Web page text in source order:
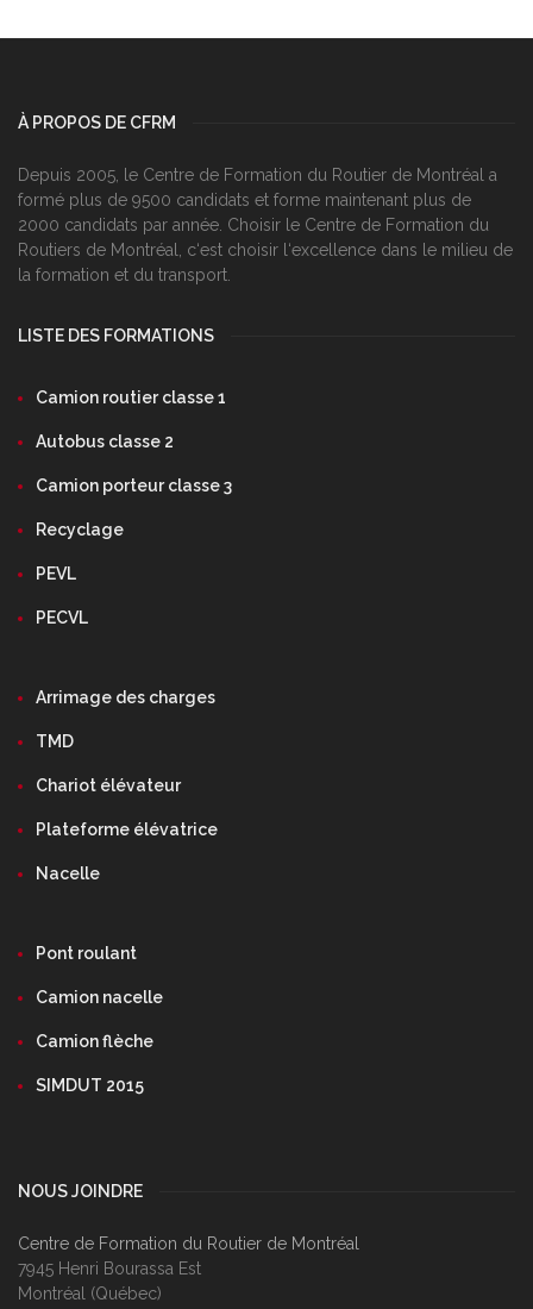
À PROPOS DE CFRM
Depuis 2005, le Centre de Formation du Routier de Montréal a
formé plus de 9500 candidats et forme maintenant plus de
2000 candidats par année. Choisir le Centre de Formation du
Routiers de Montréal, c‘est choisir l‘excellence dans le milieu de
la formation et du transport.
LISTE DES FORMATIONS
Camion routier classe 1
Autobus classe 2
Camion porteur classe 3
Recyclage
PEVL
PECVL
Arrimage des charges
TMD
Chariot élévateur
Plateforme élévatrice
Nacelle
Pont roulant
Camion nacelle
Camion flèche
SIMDUT 2015
NOUS JOINDRE
Centre de Formation du Routier de Montréal
7945 Henri Bourassa Est
Montréal (Québec)